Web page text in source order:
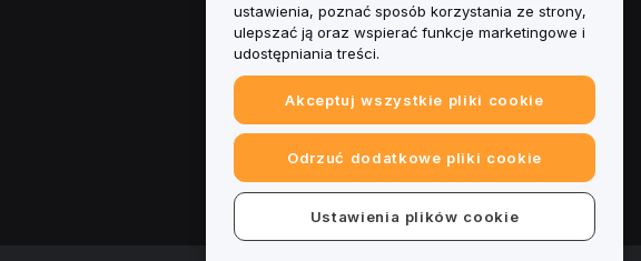
Biuletyny informacyjne
kryptoaktywów
ustawienia, poznać sposób korzystania ze strony,
ulepszać ją oraz wspierać funkcje marketingowe i
udostępniania treści.
Akceptuj wszystkie pliki cookie
Odrzuć dodatkowe pliki cookie
Ustawienia plików cookie